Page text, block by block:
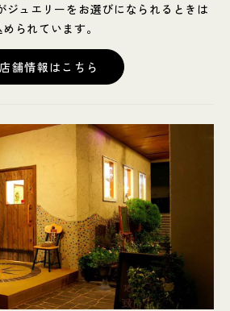
ジュエリーをお選びになられるときは
られています。
店舗情報はこちら